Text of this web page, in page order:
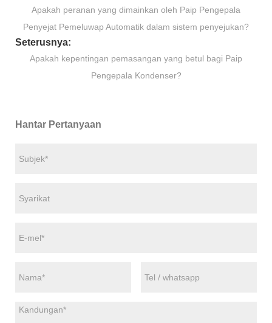
Apakah peranan yang dimainkan oleh Paip Pengepala
Penyejat Pemeluwap Automatik dalam sistem penyejukan?
Seterusnya:
Apakah kepentingan pemasangan yang betul bagi Paip
Pengepala Kondenser?
Hantar Pertanyaan